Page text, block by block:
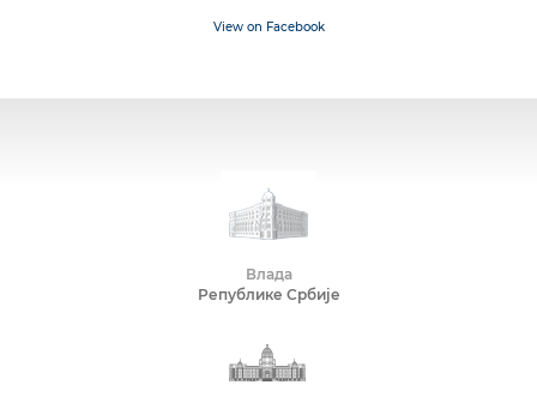
View on Facebook
Влада
Републике Србије